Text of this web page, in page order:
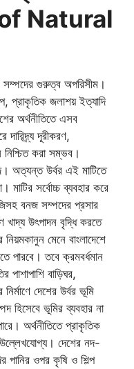
Natural
সম্পদের গুরুত্ব অপরিসীম।
প্রাকৃতিক জলাশয় ইত্যাদি
অর্থনীতিতে এসব
দূরীকরণ,
নিশ্চিত করা সম্ভব।
অত্যন্ত উর্বর এই মাটিতে
সর্বোচ্চ ব্যবহার করে
বনজ সম্পদের প্রসার
খাদ্য উৎপাদন বৃদ্ধি করতে
মেনে বাংলাদেশে
পারবে। তবে ক্রমবর্ধমান
পাশাপাশি বাড়িঘর,
দেশের উর্বর ভূমি
হিসেবে ভূমির ব্যবহার না
অর্থনীতিতে প্রাকৃতিক
উল্লেখযোগ্য। দেশের নদ-
পানির ওপর কৃষি ও শিল্প